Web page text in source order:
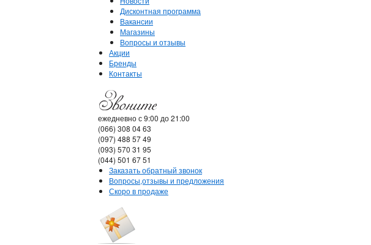
Дисконтная программа
Вакансии
Магазины
Вопросы и отзывы
Акции
Бренды
Контакты
ежедневно с 9:00 до 21:00
(066) 308 04 63
(097) 488 57 49
(093) 570 31 95
(044) 501 67 51
Заказать обратный звонок
Вопросы,отзывы и предложения
Скоро в продаже